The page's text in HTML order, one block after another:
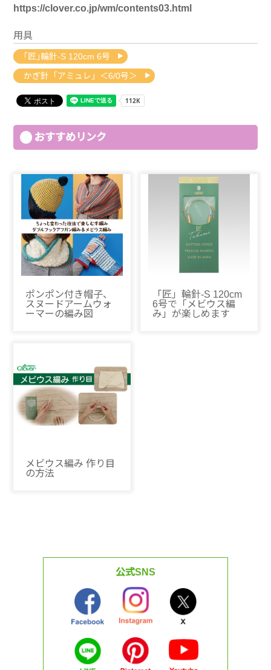
https://clover.co.jp/wm/contents03.html
用具
｢匠｣輪針-S 120cm 6号
かぎ針「アミュレ」＜6/0号＞
おすすめリンク
ポンポン付き帽子、
スヌードアームウォ
ーマーの編み図
「匠」輪針-S 120cm
6号で「メビウス編
み」が楽しめます
メビウス編み 作り目
の方法
公式SNS